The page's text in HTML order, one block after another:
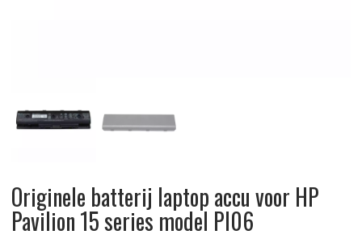
Originele batterij laptop accu voor HP
Pavilion 15 series model PI06